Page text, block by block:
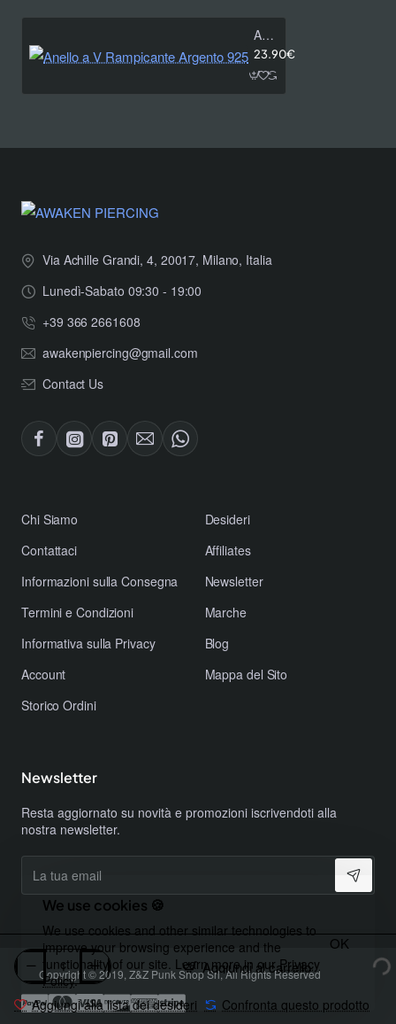
We use cookies 🍪
We use cookies and other similar technologies to
improve your browsing experience and the
functionality of our site. Learn more in ourPrivacy
Policy.
OK
Aggiungi al carrello
Aggiungi alla lista dei desideri Confronta questo prodotto
Anello a V Rampicante Argento 925
23.90€
Via Achille Grandi, 4, 20017, Milano, Italia
Lunedì-Sabato 09:30 - 19:00
+39 366 2661608
awakenpiercing@gmail.com
Contact Us
​Chi Siamo
Contattaci
​Informazioni sulla Consegna
​Termini e Condizioni
​Informativa sulla Privacy
Account
Storico Ordini
Desideri
Affiliates
Newsletter
Marche
Blog
Mappa del Sito
Newsletter
Resta aggiornato su novità e promozioni iscrivendoti alla
nostra newsletter.
tua
email
Copyright © 2019, Z&Z Punk Shop Srl, All Rights Reserved